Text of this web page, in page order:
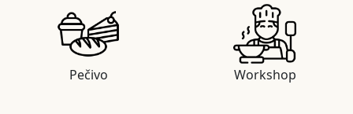
Pečivo Workshop